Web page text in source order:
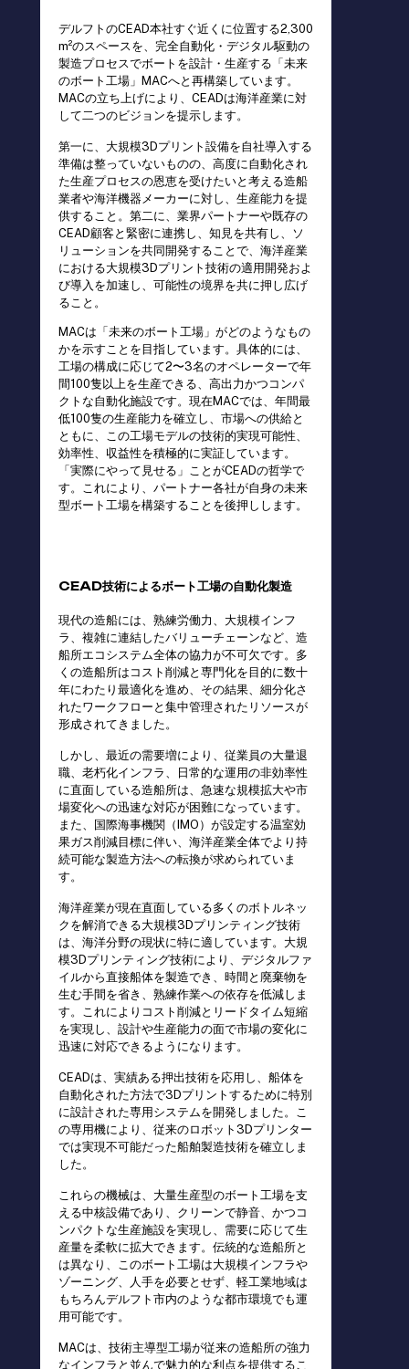
デルフトのCEAD本社すぐ近くに位置する2,300
m²のスペースを、完全自動化・デジタル駆動の
製造プロセスでボートを設計・生産する「未来
のボート工場」MACへと再構築しています。
MACの立ち上げにより、CEADは海洋産業に対
して二つのビジョンを提示します。
第一に、大規模3Dプリント設備を自社導入する
準備は整っていないものの、高度に自動化され
た生産プロセスの恩恵を受けたいと考える造船
業者や海洋機器メーカーに対し、生産能力を提
供すること。第二に、業界パートナーや既存の
CEAD顧客と緊密に連携し、知見を共有し、ソ
リューションを共同開発することで、海洋産業
における大規模3Dプリント技術の適用開発およ
び導入を加速し、可能性の境界を共に押し広げ
ること。
MACは「未来のボート工場」がどのようなもの
かを示すことを目指しています。具体的には、
工場の構成に応じて2〜3名のオペレーターで年
間100隻以上を生産できる、高出力かつコンパ
クトな自動化施設です。現在MACでは、年間最
低100隻の生産能力を確立し、市場への供給と
ともに、この工場モデルの技術的実現可能性、
効率性、収益性を積極的に実証しています。
「実際にやって見せる」ことがCEADの哲学で
す。これにより、パートナー各社が自身の未来
型ボート工場を構築することを後押しします。
CEAD技術によるボート工場の自動化製造
現代の造船には、熟練労働力、大規模インフ
ラ、複雑に連結したバリューチェーンなど、造
船所エコシステム全体の協力が不可欠です。多
くの造船所はコスト削減と専門化を目的に数十
年にわたり最適化を進め、その結果、細分化さ
れたワークフローと集中管理されたリソースが
形成されてきました。
しかし、最近の需要増により、従業員の大量退
職、老朽化インフラ、日常的な運用の非効率性
に直面している造船所は、急速な規模拡大や市
場変化への迅速な対応が困難になっています。
また、国際海事機関（IMO）が設定する温室効
果ガス削減目標に伴い、海洋産業全体でより持
続可能な製造方法への転換が求められていま
す。
海洋産業が現在直面している多くのボトルネッ
クを解消できる大規模3Dプリンティング技術
は、海洋分野の現状に特に適しています。大規
模3Dプリンティング技術により、デジタルファ
イルから直接船体を製造でき、時間と廃棄物を
生む手間を省き、熟練作業への依存を低減しま
す。これによりコスト削減とリードタイム短縮
を実現し、設計や生産能力の面で市場の変化に
迅速に対応できるようになります。
CEADは、実績ある押出技術を応用し、船体を
自動化された方法で3Dプリントするために特別
に設計された専用システムを開発しました。こ
の専用機により、従来のロボット3Dプリンター
では実現不可能だった船舶製造技術を確立しま
した。
これらの機械は、大量生産型のボート工場を支
える中核設備であり、クリーンで静音、かつコ
ンパクトな生産施設を実現し、需要に応じて生
産量を柔軟に拡大できます。伝統的な造船所と
は異なり、このボート工場は大規模インフラや
ゾーニング、人手を必要とせず、軽工業地域は
もちろんデルフト市内のような都市環境でも運
用可能です。
MACは、技術主導型工場が従来の造船所の強力
なインフラと並んで魅力的な利点を提供するこ